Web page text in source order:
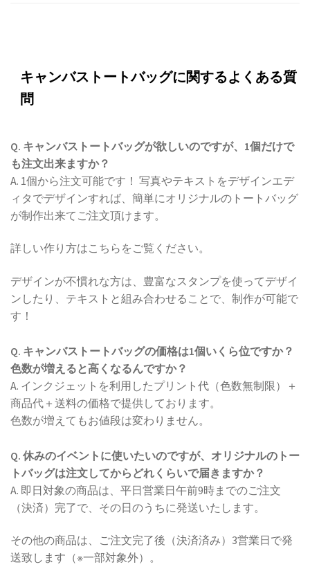
キャンバストートバッグに関するよくある質
問
Q. キャンバストートバッグが欲しいのですが、1個だけで
も注文出来ますか？
A. 1個から注文可能です！ 写真やテキストをデザインエデ
ィタでデザインすれば、簡単にオリジナルのトートバッグ
が制作出来てご注文頂けます。
詳しい作り方はこちらをご覧ください。
デザインが不慣れな方は、豊富なスタンプを使ってデザイ
ンしたり、テキストと組み合わせることで、制作が可能で
す！
Q. キャンバストートバッグの価格は1個いくら位ですか？
色数が増えると高くなるんですか？
A. インクジェットを利用したプリント代（色数無制限）＋
商品代＋送料の価格で提供しております。
色数が増えてもお値段は変わりません。
Q. 休みのイベントに使いたいのですが、オリジナルのトー
トバッグは注文してからどれくらいで届きますか？
A. 即日対象の商品は、平日営業日午前9時までのご注文
（決済）完了で、その日のうちに発送いたします。
その他の商品は、ご注文完了後（決済済み）3営業日で発
送致します（※一部対象外）。